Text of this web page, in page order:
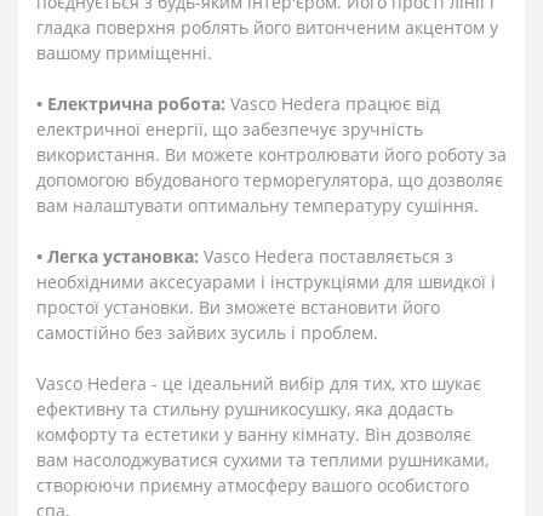
гладка поверхня роблять його витонченим акцентом у
вашому приміщенні.
• Електрична робота: Vasco Hedera працює від
електричної енергії, що забезпечує зручність
використання. Ви можете контролювати його роботу за
допомогою вбудованого терморегулятора, що дозволяє
вам налаштувати оптимальну температуру сушіння.
• Легка установка: Vasco Hedera поставляється з
необхідними аксесуарами і інструкціями для швидкої і
простої установки. Ви зможете встановити його
самостійно без зайвих зусиль і проблем.
Vasco Hedera - це ідеальний вибір для тих, хто шукає
ефективну та стильну рушникосушку, яка додасть
комфорту та естетики у ванну кімнату. Він дозволяє
вам насолоджуватися сухими та теплими рушниками,
створюючи приємну атмосферу вашого особистого
спа.